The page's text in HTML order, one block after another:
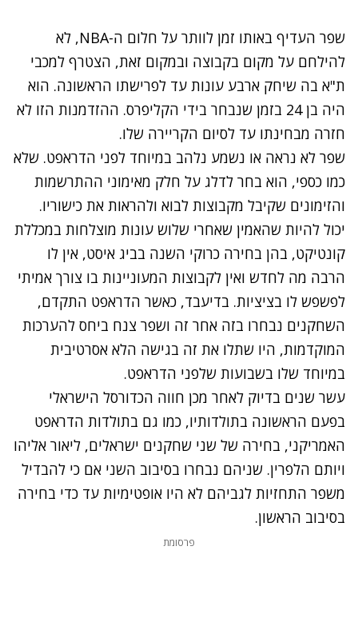
שפר העדיף באותו זמן לוותר על חלום ה-NBA, לא
להילחם על מקום בקבוצה ובמקום זאת, הצטרף למכבי
ת"א בה שיחק ארבע עונות עד לפרישתו הראשונה. הוא
היה בן 24 בזמן שנבחר בידי הקליפרס. ההזדמנות הזו לא
חזרה מבחינתו עד לסיום הקריירה שלו.
שפר לא נראה או נשמע נלהב במיוחד לפני הדראפט. שלא
כמו כספי, הוא בחר לדלג על חלק מאימוני ההתרשמות
והזימונים שקיבל מקבוצות לבוא ולהראות את כישוריו.
יכול להיות שהאמין שאחרי שלוש עונות מוצלחות במכללת
קונטיקט, בהן בחירה כרוקי השנה בביג איסט, אין לו
הרבה מה לחדש ואין לקבוצות המעוניינות בו צורך אמיתי
לפשפש לו בציציות. בדיעבד, כאשר הדראפט התקדם,
השחקנים נבחרו בזה אחר זה ושפר צנח ביחס להערכות
המוקדמות, היו שתלו את זה בגישה הלא אסרטיבית
במיוחד שלו בשבועות שלפני הדראפט.
עשר שנים בדיוק לאחר מכן חווה הכדורסל הישראלי
בפעם הראשונה בתולדותיו, כמו גם בתולדות הדראפט
האמריקני, בחירה של שני שחקנים ישראלים, ליאור אליהו
ויותם הלפרין. שניהם נבחרו בסיבוב השני אם כי להבדיל
משפר התחזיות לגביהם לא היו אופטימיות עד כדי בחירה
בסיבוב הראשון.
פרסומת